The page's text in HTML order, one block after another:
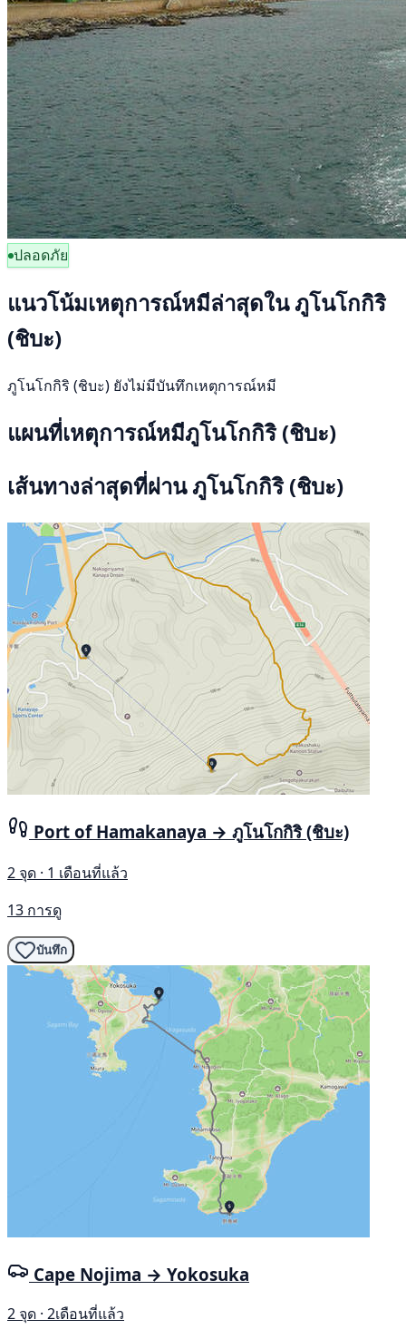
ปลอดภัย
แนวโน้มเหตุการณ์หมีล่าสุดใน ภูโนโกกิริ
(ชิบะ)
ภูโนโกกิริ (ชิบะ) ยังไม่มีบันทึกเหตุการณ์หมี
แผนที่เหตุการณ์หมีภูโนโกกิริ (ชิบะ)
เส้นทางล่าสุดที่ผ่าน ภูโนโกกิริ (ชิบะ)
Port of Hamakanaya → ภูโนโกกิริ (ชิบะ)
2 จุด · 1 เดือนที่แล้ว
13 การดู
บันทึก
Cape Nojima → Yokosuka
2 จุด · 2เดือนที่แล้ว